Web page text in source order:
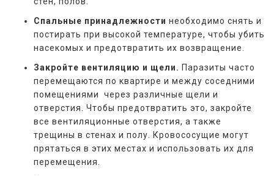
Спальные принадлежности необходимо снять и
постирать при высокой температуре, чтобы убить
насекомых и предотвратить их возвращение.
Закройте вентиляцию и щели. Паразиты часто
перемещаются по квартире и между соседними
помещениями через различные щели и
отверстия. Чтобы предотвратить это, закройте
все вентиляционные отверстия, а также
трещины в стенах и полу. Кровососущие могут
прятаться в этих местах и использовать их для
перемещения.